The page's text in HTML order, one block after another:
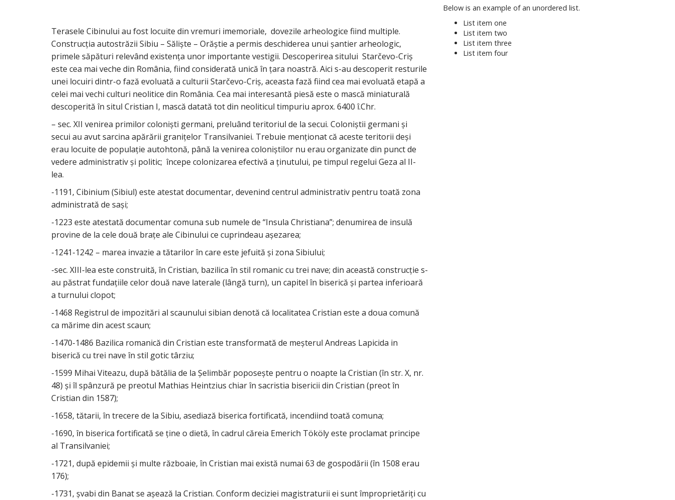
Terasele Cibinului au fost locuite din vremuri imemoriale, dovezile arheologice fiind multiple.
Construcţia autostrăzii Sibiu – Sălişte – Orăştie a permis deschiderea unui şantier arheologic,
primele săpături relevând existenţa unor importante vestigii. Descoperirea sitului Starčevo-Criş
este cea mai veche din România, fiind considerată unică în ţara noastră. Aici s-au descoperit resturile
unei locuiri dintr-o fază evoluată a culturii Starčevo-Criş, aceasta fază fiind cea mai evoluată etapă a
celei mai vechi culturi neolitice din România. Cea mai interesantă piesă este o mască miniaturală
descoperită în situl Cristian I, mască datată tot din neoliticul timpuriu aprox. 6400 î.Chr.
– sec. XII venirea primilor colonişti germani, preluând teritoriul de la secui. Coloniştii germani şi
secui au avut sarcina apărării graniţelor Transilvaniei. Trebuie menţionat că aceste teritorii deşi
erau locuite de populaţie autohtonă, până la venirea coloniştilor nu erau organizate din punct de
vedere administrativ şi politic; începe colonizarea efectivă a ţinutului, pe timpul regelui Geza al II-
lea.
-1191, Cibinium (Sibiul) este atestat documentar, devenind centrul administrativ pentru toată zona
administrată de saşi;
-1223 este atestată documentar comuna sub numele de “Insula Christiana”; denumirea de insulă
provine de la cele două braţe ale Cibinului ce cuprindeau aşezarea;
-1241-1242 – marea invazie a tătarilor în care este jefuită şi zona Sibiului;
-sec. XIII-lea este construită, în Cristian, bazilica în stil romanic cu trei nave; din această construcţie s-
au păstrat fundaţiile celor două nave laterale (lângă turn), un capitel în biserică şi partea inferioară
a turnului clopot;
-1468 Registrul de impozitări al scaunului sibian denotă că localitatea Cristian este a doua comună
ca mărime din acest scaun;
-1470-1486 Bazilica romanică din Cristian este transformată de meşterul Andreas Lapicida in
biserică cu trei nave în stil gotic târziu;
-1599 Mihai Viteazu, după bătălia de la Şelimbăr poposeşte pentru o noapte la Cristian (în str. X, nr.
48) şi îl spânzură pe preotul Mathias Heintzius chiar în sacristia bisericii din Cristian (preot în
Cristian din 1587);
-1658, tătarii, în trecere de la Sibiu, asediază biserica fortificată, incendiind toată comuna;
-1690, în biserica fortificată se ţine o dietă, în cadrul căreia Emerich Tököly este proclamat principe
al Transilvaniei;
-1721, după epidemii şi multe războaie, în Cristian mai există numai 63 de gospodării (în 1508 erau
176);
-1731, şvabi din Banat se aşează la Cristian. Conform deciziei magistraturii ei sunt împroprietăriţi cu
Below is an example of an unordered list.
List item one
List item two
List item three
List item four